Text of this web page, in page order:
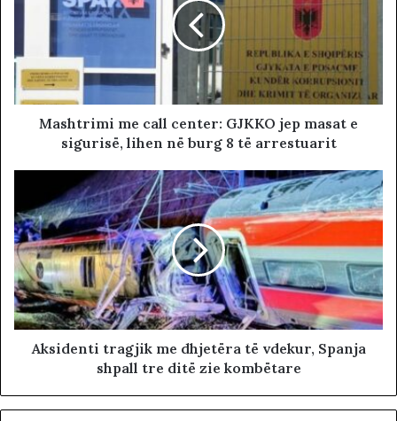
Mashtrimi me call center: GJKKO jep masat e
sigurisë, lihen në burg 8 të arrestuarit
Aksidenti tragjik me dhjetëra të vdekur, Spanja
shpall tre ditë zie kombëtare